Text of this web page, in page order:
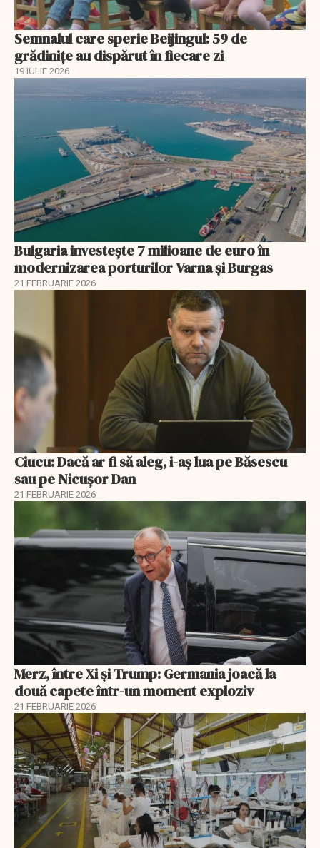
Semnalul care sperie Beijingul: 59 de
grădinițe au dispărut în fiecare zi
19 IULIE 2026
Bulgaria investește 7 milioane de euro în
modernizarea porturilor Varna și Burgas
21 FEBRUARIE 2026
Ciucu: Dacă ar fi să aleg, i-aș lua pe Băsescu
sau pe Nicușor Dan
21 FEBRUARIE 2026
Merz, între Xi și Trump: Germania joacă la
două capete într-un moment exploziv
21 FEBRUARIE 2026